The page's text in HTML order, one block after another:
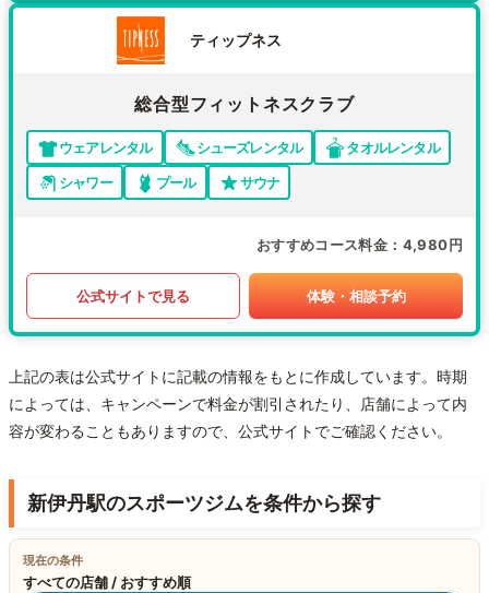
ティップネス
総合型フィットネスクラブ
ウェアレンタル シューズレンタル
タオルレンタル
シャワー
プール サウナ
おすすめコース料金 4,980円
公式サイトで見る 体験・相談予約
上記の表は公式サイトに記載の情報をもとに作成しています。時期
によっては、キャンペーンで料金が割引されたり、店舗によって内
容が変わることもありますので、公式サイトでご確認ください。
新伊丹駅のスポーツジムを条件から探す
現在の条件
すべての店舗 / おすすめ順